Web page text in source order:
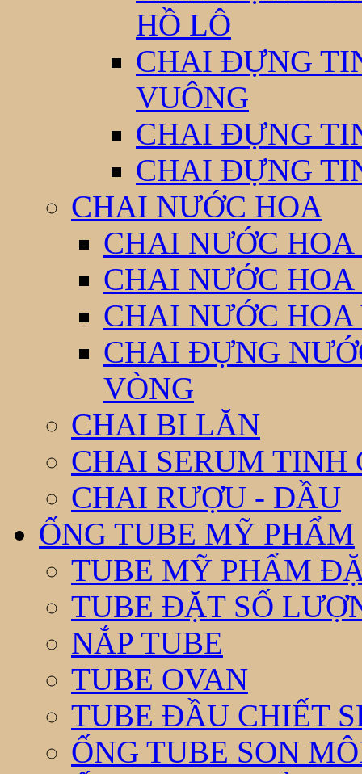
HỒ LÔ
CHAI ĐỰNG
VUÔNG
CHAI ĐỰNG
CHAI ĐỰNG
CHAI NƯỚC HOA
CHAI NƯỚC
CHAI NƯỚC HOA
CHAI NƯỚC
CHAI ĐỰNG
VÒNG
CHAI BI LĂN
CHAI SERUM TINH
CHAI RƯỢU - DẦU
ỐNG TUBE MỸ PHẨM
TUBE MỸ PHẨM
TUBE ĐẶT SỐ
NẮP TUBE
TUBE OVAN
TUBE ĐẦU CHIẾT
ỐNG TUBE SON